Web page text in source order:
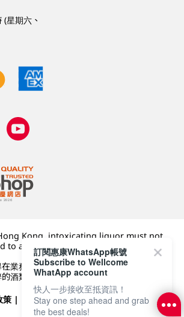
(星期六、
Kong, intoxicating liquor must not
to a minor (under 18) in the course of
業務過程中，向未成年人 (18 歲以下人士)
酒類。
策 | DFI零售集團
訂閱惠康WhatsApp帳號
Subscribe to Wellcome
WhatApp account
快人一步接收至抵資訊！
Stay one step ahead and grab
the best deals!